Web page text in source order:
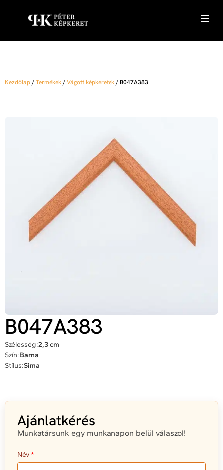
Kezdőlap/Termékek/Vágott képkeretek/B047A383
B047A383
Szélesség:2,3 cm
Szín:Barna
Stílus:Sima
Ajánlatkérés
Munkatársunk egy munkanapon belül válaszol!
Név